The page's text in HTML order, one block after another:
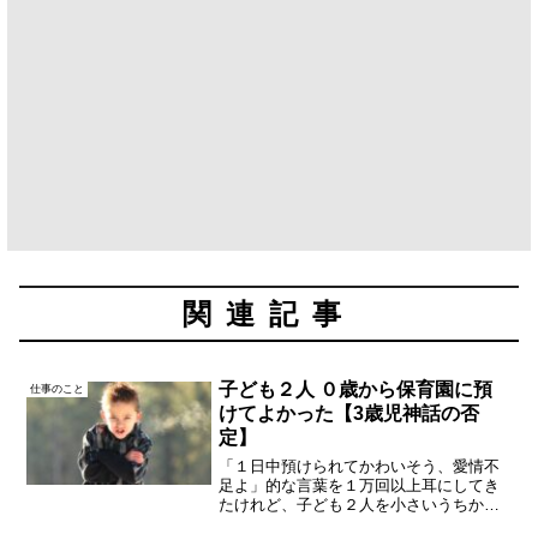
関連記事
仕事のこと
子ども２人 ０歳から保育園に預
けてよかった【3歳児神話の否
定】
「１日中預けられてかわいそう、愛情不
足よ」的な言葉を１万回以上耳にしてき
たけれど、子ども２人を小さいうちから